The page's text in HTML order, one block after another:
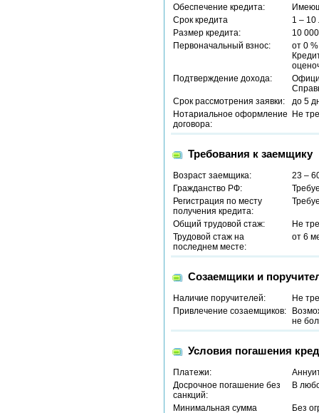
Обеспечение кредита:
Срок кредита
1 – 10
Размер кредита:
10
Первоначальный взнос:
от 0 %
Подтверждение дохода:
Срок рассмотрения заявки:
до 5
Нотариальное оформление
договора:
Не
Требования к заемщику
Возраст заемщика:
23 –
Гражданство РФ:
Регистрация по месту
получения кредита:
Общий трудовой стаж:
Не
Трудовой стаж на
последнем месте:
от 6
Созаемщики и
Наличие поручителей:
Не
Привлечение созаемщиков:
не
Условия погашения
Платежи:
Досрочное погашение без
санкций:
В
Минимальная сумма
Без